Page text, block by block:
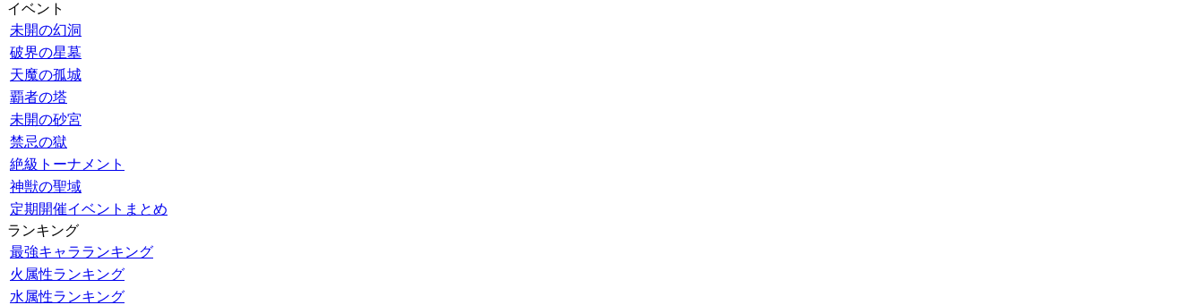
イベント
未開の幻洞
破界の星墓
天魔の孤城
覇者の塔
未開の砂宮
禁忌の獄
絶級トーナメント
神獣の聖域
定期開催イベントまとめ
ランキング
最強キャラランキング
火属性ランキング
水属性ランキング